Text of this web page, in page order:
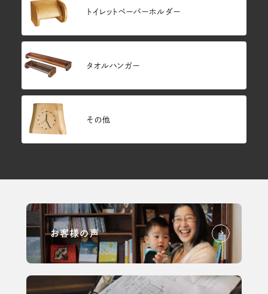
トイレットペーパーホルダー
タオルハンガー
その他
お客様の声